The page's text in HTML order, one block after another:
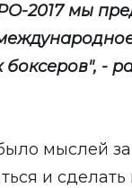
2017 мы
-
мыслей за
и сделать